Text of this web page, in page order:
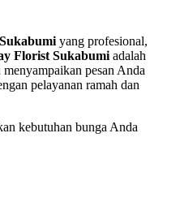
yang profesional,
Florist Sukabumi adalah
pesan Anda
pelayanan ramah dan
kebutuhan bunga Anda